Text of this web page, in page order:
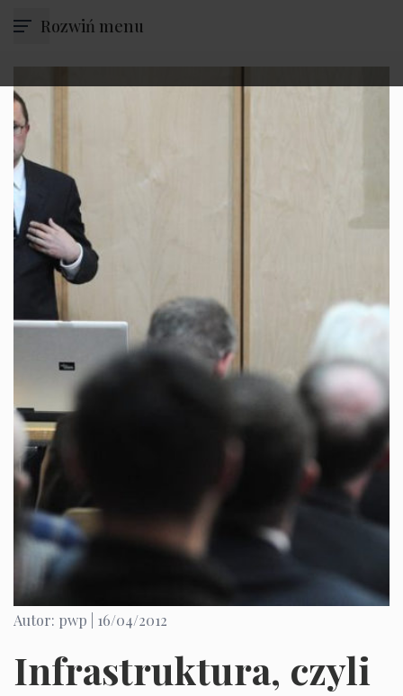
Rozwiń menu
Autor: pwp | 16/04/2012
Infrastruktura, czyli